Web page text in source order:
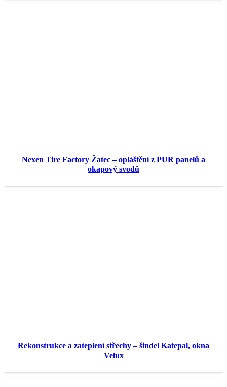
Nexen Tire Factory Žatec – opláštění z PUR panelů a
okapový svodů
Rekonstrukce a zateplení střechy – šindel Katepal, okna
Velux